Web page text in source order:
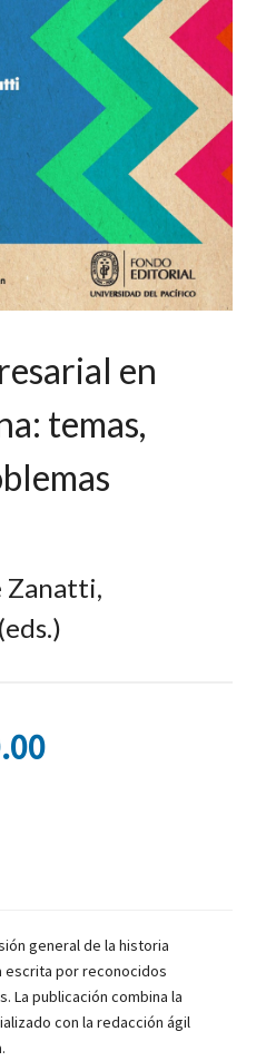
en
temas,
Zanatti,
(eds.)
El
S/ 40.00.
general de la historia
escrita por reconocidos
La publicación combina la
con la redacción ágil